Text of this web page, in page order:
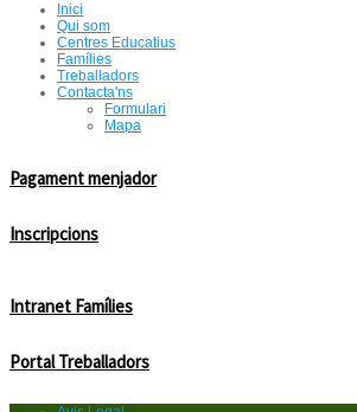
Inici
Qui som
Centres Educatius
Famílies
Treballadors
Contacta'ns
Formulari
Mapa
Pagament menjador
Inscripcions
Intranet Famílies
Portal Treballadors